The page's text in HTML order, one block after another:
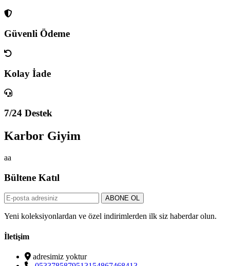
Güvenli Ödeme
Kolay İade
7/24 Destek
Karbor Giyim
aa
Bültene Katıl
ABONE OL
Yeni koleksiyonlardan ve özel indirimlerden ilk siz haberdar olun.
İletişim
adresimiz yoktur